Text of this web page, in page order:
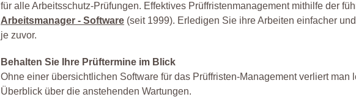
für alle Arbeitsschutz-Prüfungen. Effektives Prüffristenmanagement mithilfe der
Arbeitsmanager - Software (seit 1999). Erledigen Sie ihre Arbeiten einfacher
je zuvor.
Behalten Sie Ihre Prüftermine im Blick
Ohne einer übersichtlichen Software für das Prüffristen-Management verliert man
Überblick über die anstehenden Wartungen.